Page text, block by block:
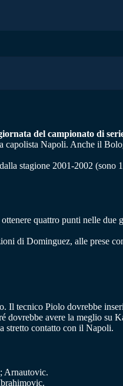
del campionato di
Napoli. Anche il
stagione 2001-2002 (sono
quattro punti nelle due
di Dominguez, alle prese
Il tecnico Piolo dovrebbe
avere la meglio su
stretto contatto con il Napoli.
Arnautovic.